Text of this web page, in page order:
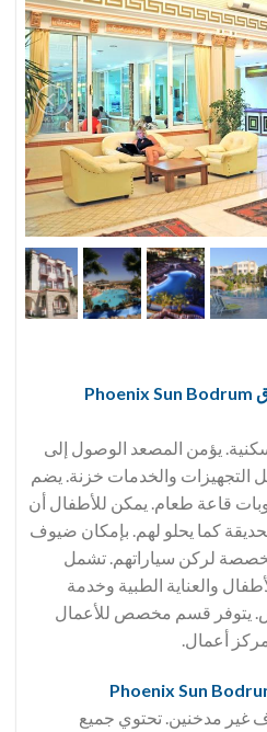
التجهيزات والخدمات في فندق Phoenix Sun Bodrum
من ٢٢٩ وحدة سكنية. يؤمن المصعد الوصول إلى
التجهيزات والخدمات خزنة. يضم
قاعة طعام. يمكن للأطفال أن
كما يحلو لهم. بإمكان ضيوف
لركن سياراتهم. تشمل
والعناية الطبية وخدمة
يتوفر قسم مخصص للأعمال
أعمال.
غير مدخنين. تحتوي جميع